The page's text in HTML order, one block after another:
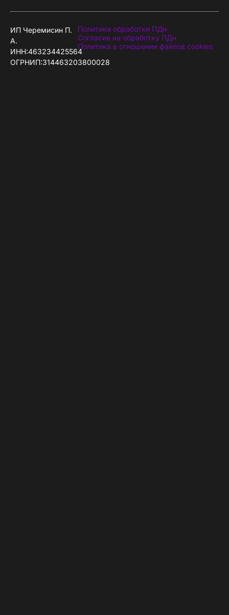
ИП Черемисин П.
А.
ИНН:463234425564
ОГРНИП:314463203800028
Политика обработки ПДн
Согласие на обработку ПДн
Политика в отношении файлов cookies